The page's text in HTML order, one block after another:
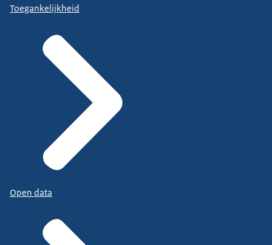
Toegankelijkheid
Open data